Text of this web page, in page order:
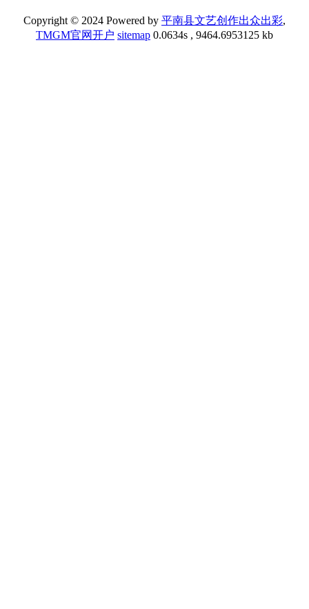
Copyright © 2024 Powered by 平南县文艺创作出众出彩,
TMGM官网开户 sitemap 0.0634s , 9464.6953125 kb